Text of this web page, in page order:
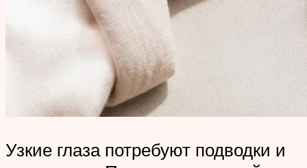
Узкие глаза потребуют подводки и